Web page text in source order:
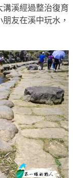
溪經過整治復育
友在溪中玩水，